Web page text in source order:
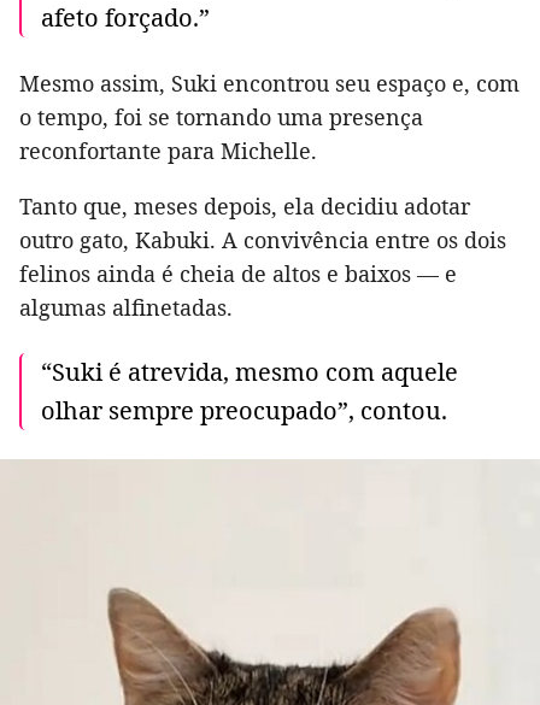
afeto forçado.”
Mesmo assim, Suki encontrou seu espaço e, com
o tempo, foi se tornando uma presença
reconfortante para Michelle.
Tanto que, meses depois, ela decidiu adotar
outro gato, Kabuki. A convivência entre os dois
felinos ainda é cheia de altos e baixos — e
algumas alfinetadas.
“Suki é atrevida, mesmo com aquele
olhar sempre preocupado”, contou.